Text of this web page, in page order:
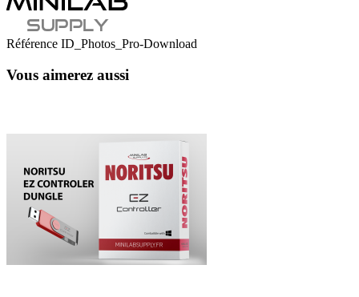
Référence ID_Photos_Pro-Download
Vous aimerez aussi